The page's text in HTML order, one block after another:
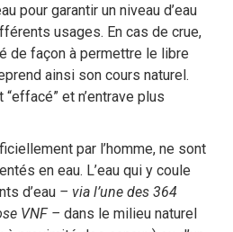
pour garantir un niveau d’eau
usages. En cas de crue,
de façon à permettre le libre
ainsi son cours naturel.
et n’entrave plus
par l’homme, ne sont
en eau. L’eau qui y coule
d’eau – via l’une des 364
VNF – dans le milieu naturel